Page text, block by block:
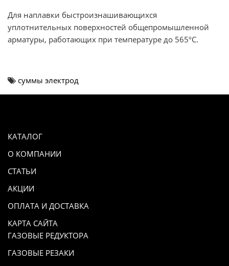
Для наплавки быстроизнашивающихся
уплотнительных поверхностей общепромышленной
арматуры, работающих при температуре до 565ºС.
суммы электрод
КАТАЛОГ
О КОМПАНИИ
СТАТЬИ
АКЦИИ
ОПЛАТА И ДОСТАВКА
КАРТА САЙТА
ГАЗОВЫЕ РЕДУКТОРА
ГАЗОВЫЕ РЕЗАКИ